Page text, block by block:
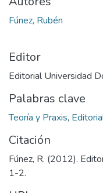
Fúnez, Rubén
Editor
Editorial Universidad
Palabras clave
Teoría y Praxis,
Citación
Fúnez, R. (2012).
1-2.